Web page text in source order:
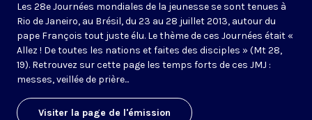
Les 28e Journées mondiales de la jeunesse se sont tenues à
Rio de Janeiro, au Brésil, du 23 au 28 juillet 2013, autour du
pape François tout juste élu. Le thème de ces Journées était «
Allez ! De toutes les nations et faites des disciples » (Mt 28,
19). Retrouvez sur cette page les temps forts de ces JMJ :
messes, veillée de prière...
Visiter la page de l'émission